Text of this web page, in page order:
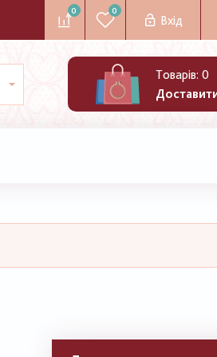
0 0
Вхід
Товарів: 0